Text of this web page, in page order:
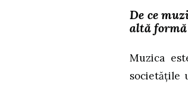
De ce
altă
Muzica
societățile